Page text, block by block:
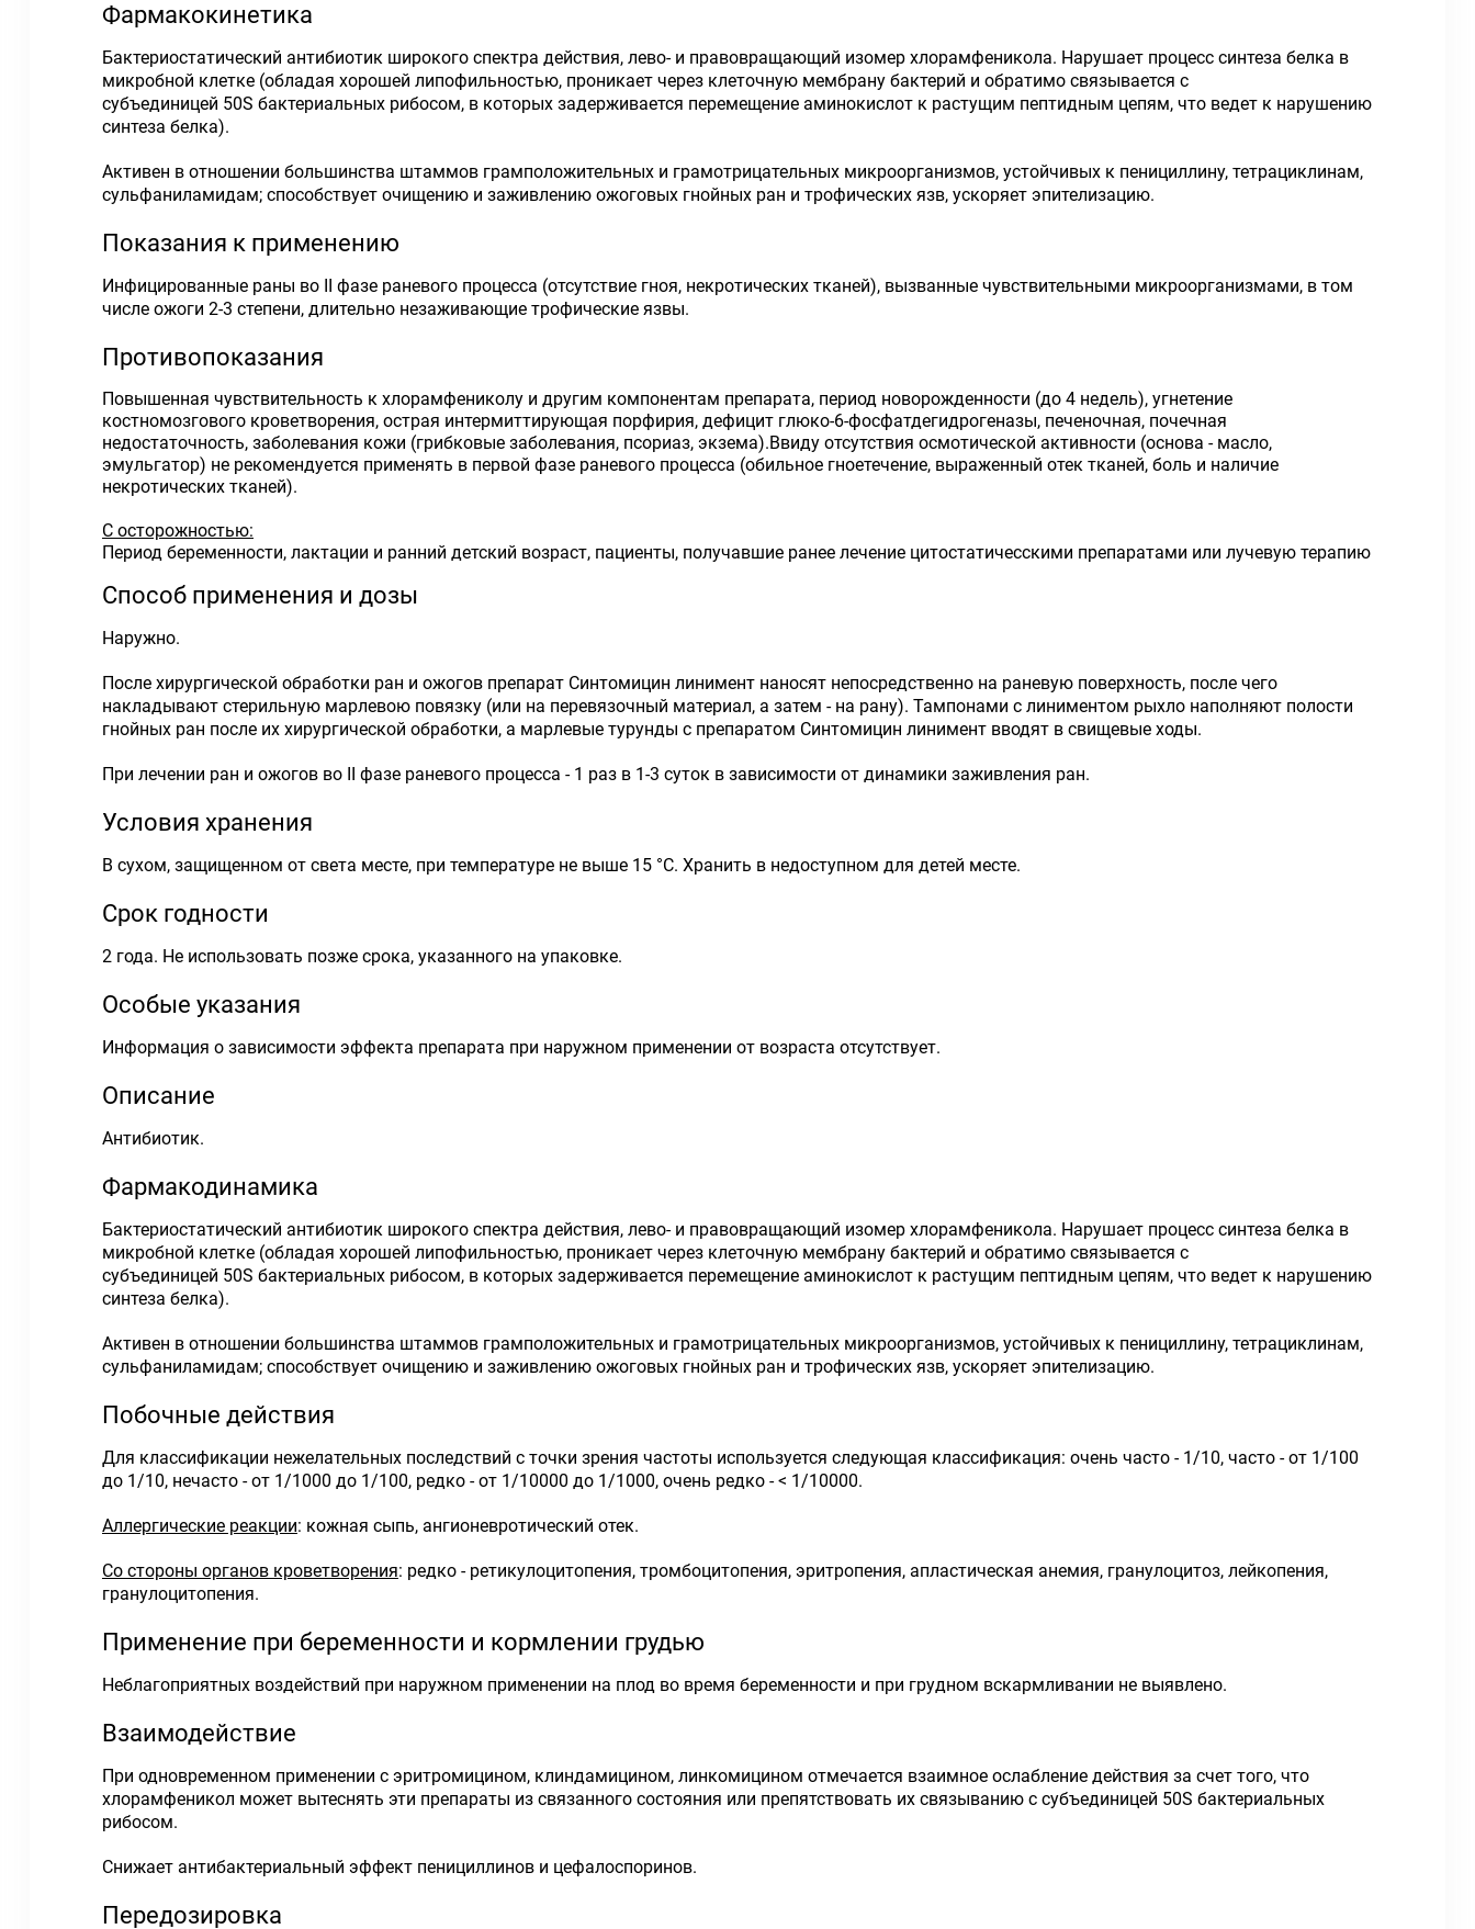
Фармакокинетика
Бактериостатический антибиотик широкого спектра действия, лево- и правовращающий изомер хлорамфеникола. Нарушает процесс синтеза белка в
микробной клетке (обладая хорошей липофильностью, проникает через клеточную мембрану бактерий и обратимо связывается с
субъединицей 50S бактериальных рибосом, в которых задерживается перемещение аминокислот к растущим пептидным цепям, что ведет к нарушению
синтеза белка).
Активен в отношении большинства штаммов грамположительных и грамотрицательных микроорганизмов, устойчивых к пенициллину, тетрациклинам,
сульфаниламидам; способствует очищению и заживлению ожоговых гнойных ран и трофических язв, ускоряет эпителизацию.
Показания к применению
Инфицированные раны во II фазе раневого процесса (отсутствие гноя, некротических тканей), вызванные чувствительными микроорганизмами, в том
числе ожоги 2-3 степени, длительно незаживающие трофические язвы.
Противопоказания
Повышенная чувствительность к хлорамфениколу и другим компонентам препарата, период новорожденности (до 4 недель), угнетение
костномозгового кроветворения, острая интермиттирующая порфирия, дефицит глюко-6-фосфатдегидрогеназы, печеночная, почечная
недостаточность, заболевания кожи (грибковые заболевания, псориаз, экзема).Ввиду отсутствия осмотической активности (основа - масло,
эмульгатор) не рекомендуется применять в первой фазе раневого процесса (обильное гноетечение, выраженный отек тканей, боль и наличие
некротических тканей).
С осторожностью:
Период беременности, лактации и ранний детский возраст, пациенты, получавшие ранее лечение цитостатичесскими препаратами или лучевую терапию
Способ применения и дозы
Наружно.
После хирургической обработки ран и ожогов препарат Синтомицин линимент наносят непосредственно на раневую поверхность, после чего
накладывают стерильную марлевою повязку (или на перевязочный материал, а затем - на рану). Тампонами с линиментом рыхло наполняют полости
гнойных ран после их хирургической обработки, а марлевые турунды с препаратом Синтомицин линимент вводят в свищевые ходы.
При лечении ран и ожогов во II фазе раневого процесса - 1 раз в 1-3 суток в зависимости от динамики заживления ран.
Условия хранения
В сухом, защищенном от света месте, при температуре не выше 15 °С. Хранить в недоступном для детей месте.
Срок годности
2 года. Не использовать позже срока, указанного на упаковке.
Особые указания
Информация о зависимости эффекта препарата при наружном применении от возраста отсутствует.
Описание
Антибиотик.
Фармакодинамика
Бактериостатический антибиотик широкого спектра действия, лево- и правовращающий изомер хлорамфеникола. Нарушает процесс синтеза белка в
микробной клетке (обладая хорошей липофильностью, проникает через клеточную мембрану бактерий и обратимо связывается с
субъединицей 50S бактериальных рибосом, в которых задерживается перемещение аминокислот к растущим пептидным цепям, что ведет к нарушению
синтеза белка).
Активен в отношении большинства штаммов грамположительных и грамотрицательных микроорганизмов, устойчивых к пенициллину, тетрациклинам,
сульфаниламидам; способствует очищению и заживлению ожоговых гнойных ран и трофических язв, ускоряет эпителизацию.
Побочные действия
Для классификации нежелательных последствий с точки зрения частоты используется следующая классификация: очень часто - 1/10, часто - от 1/100
до 1/10, нечасто - от 1/1000 до 1/100, редко - от 1/10000 до 1/1000, очень редко - < 1/10000.
Аллергические реакции: кожная сыпь, ангионевротический отек.
Со стороны органов кроветворения: редко - ретикулоцитопения, тромбоцитопения, эритропения, апластическая анемия, гранулоцитоз, лейкопения,
гранулоцитопения.
Применение при беременности и кормлении грудью
Неблагоприятных воздействий при наружном применении на плод во время беременности и при грудном вскармливании не выявлено.
Взаимодействие
При одновременном применении с эритромицином, клиндамицином, линкомицином отмечается взаимное ослабление действия за счет того, что
хлорамфеникол может вытеснять эти препараты из связанного состояния или препятствовать их связыванию с субъединицей 50S бактериальных
рибосом.
Снижает антибактериальный эффект пенициллинов и цефалоспоринов.
Передозировка